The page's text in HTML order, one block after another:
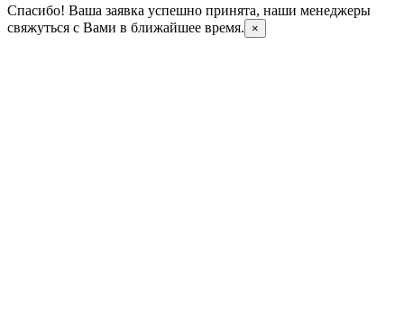
Спасибо! Ваша заявка успешно принята, наши менеджеры
свяжуться с Вами в ближайшее время.
×